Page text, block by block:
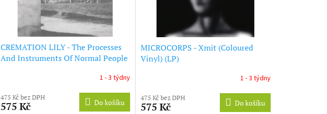
CREMATION LILY - The Processes
And Instruments Of Normal People
1 - 3 týdny
475 Kč bez DPH
575 Kč Do košíku
MICROCORPS - Xmit (Coloured
Vinyl) (LP)
1 - 3 týdny
475 Kč bez DPH
575 Kč Do košíku